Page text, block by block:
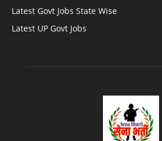
Latest Govt Jobs State Wise
Latest UP Govt Jobs